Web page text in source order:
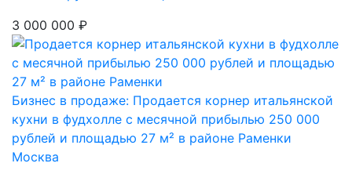
3 000 000 ₽
Бизнес в продаже: Продается корнер итальянской
кухни в фудхолле с месячной прибылью 250 000
рублей и площадью 27 м² в районе Раменки
Москва